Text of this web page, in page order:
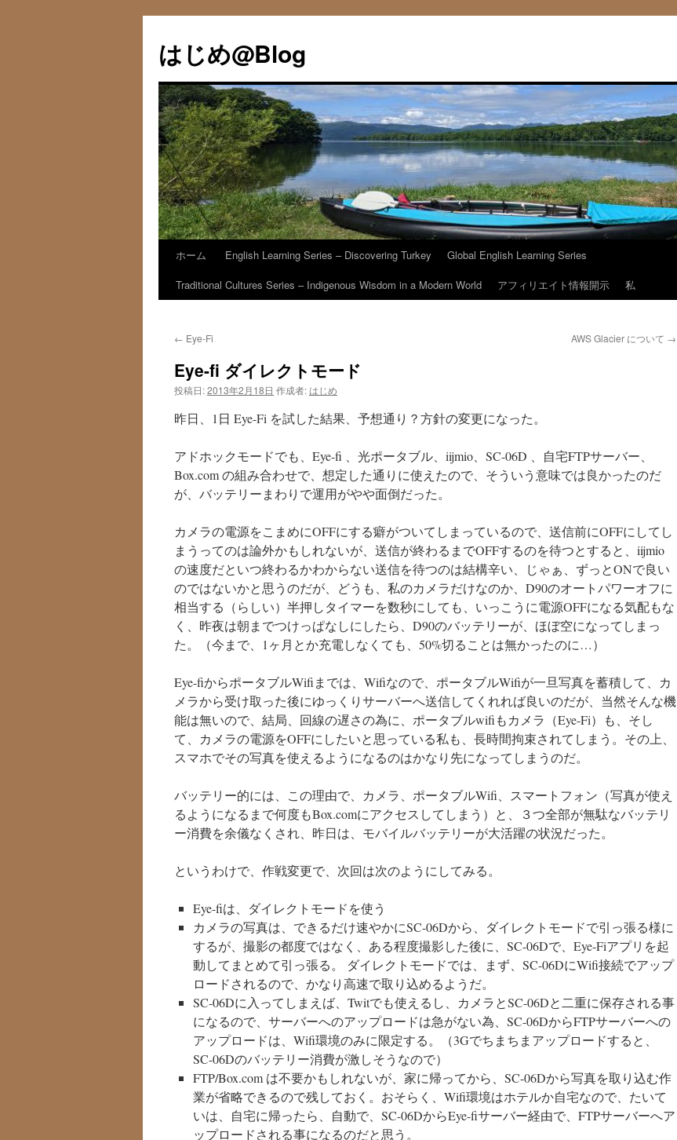
テ
ン
へ
ス
キ
ッ
プ
はじめ@Blog
ホーム English Learning Series – Discovering Turkey
Global English Learning Series
Traditional Cultures Series – Indigenous Wisdom in a Modern World
アフィリエイト情報開示 私
← Eye-Fi AWS Glacier について →
Eye-fi ダイレクトモード
投稿日:2013年2月18日 作成者: はじめ
昨日、1日 Eye-Fi を試した結果、予想通り？方針の変更になった。
アドホックモードでも、Eye-fi 、光ポータブル、iijmio、SC-06D 、自宅FTPサーバー、
Box.com の組み合わせで、想定した通りに使えたので、そういう意味では良かったのだ
が、バッテリーまわりで運用がやや面倒だった。
カメラの電源をこまめにOFFにする癖がついてしまっているので、送信前にOFFにしてし
まうってのは論外かもしれないが、送信が終わるまでOFFするのを待つとすると、iijmio
の速度だといつ終わるかわからない送信を待つのは結構辛い、じゃぁ、ずっとONで良い
のではないかと思うのだが、どうも、私のカメラだけなのか、D90のオートパワーオフに
相当する（らしい）半押しタイマーを数秒にしても、いっこうに電源OFFになる気配もな
く、昨夜は朝までつけっぱなしにしたら、D90のバッテリーが、ほぼ空になってしまっ
た。（今まで、1ヶ月とか充電しなくても、50%切ることは無かったのに…）
Eye-fiからポータブルWifiまでは、Wifiなので、ポータブルWifiが一旦写真を蓄積して、カ
メラから受け取った後にゆっくりサーバーへ送信してくれれば良いのだが、当然そんな機
能は無いので、結局、回線の遅さの為に、ポータブルwifiもカメラ（Eye-Fi）も、そし
て、カメラの電源をOFFにしたいと思っている私も、長時間拘束されてしまう。その上、
スマホでその写真を使えるようになるのはかなり先になってしまうのだ。
バッテリー的には、この理由で、カメラ、ポータブルWifi、スマートフォン（写真が使え
るようになるまで何度もBox.comにアクセスしてしまう）と、３つ全部が無駄なバッテリ
ー消費を余儀なくされ、昨日は、モバイルバッテリーが大活躍の状況だった。
というわけで、作戦変更で、次回は次のようにしてみる。
Eye-fiは、ダイレクトモードを使う
カメラの写真は、できるだけ速やかにSC-06Dから、ダイレクトモードで引っ張る様に
するが、撮影の都度ではなく、ある程度撮影した後に、SC-06Dで、Eye-Fiアプリを起
動してまとめて引っ張る。 ダイレクトモードでは、まず、SC-06DにWifi接続でアップ
ロードされるので、かなり高速で取り込めるようだ。
SC-06Dに入ってしまえば、Twitでも使えるし、カメラとSC-06Dと二重に保存される事
になるので、サーバーへのアップロードは急がない為、SC-06DからFTPサーバーへの
アップロードは、Wifi環境のみに限定する。（3Gでちまちまアップロードすると、
SC-06Dのバッテリー消費が激しそうなので）
FTP/Box.com は不要かもしれないが、家に帰ってから、SC-06Dから写真を取り込む作
業が省略できるので残しておく。おそらく、Wifi環境はホテルか自宅なので、たいて
いは、自宅に帰ったら、自動で、SC-06DからEye-fiサーバー経由で、FTPサーバーへア
ップロードされる事になるのだと思う。